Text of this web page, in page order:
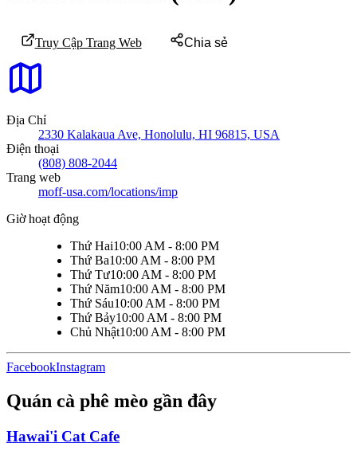
Truy Cập Trang Web Chia sẻ
Địa Chỉ
2330 Kalakaua Ave, Honolulu, HI 96815, USA
Điện thoại
(808) 808-2044
Trang web
moff-usa.com/locations/imp
Giờ hoạt động
Thứ Hai10:00 AM - 8:00 PM
Thứ Ba10:00 AM - 8:00 PM
Thứ Tư10:00 AM - 8:00 PM
Thứ Năm10:00 AM - 8:00 PM
Thứ Sáu10:00 AM - 8:00 PM
Thứ Bảy10:00 AM - 8:00 PM
Chủ Nhật10:00 AM - 8:00 PM
FacebookInstagram
Quán cà phê mèo gần đây
Hawai'i Cat Cafe